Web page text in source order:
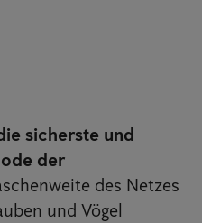
sicherste und
der
des Netzes
und Vögel